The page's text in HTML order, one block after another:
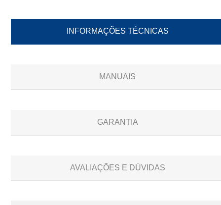
INFORMAÇÕES TÉCNICAS
MANUAIS
GARANTIA
AVALIAÇÕES E DÚVIDAS